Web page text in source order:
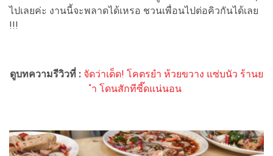
ไปเลยค่ะ งานนี้จะพลาดได้เหรอ ชวนเพื่อนไปต่อคิวกันได้เลย
!!!
ดูบทความรีวิวที่ : จัดว่าเด็ด! โคตรยำ ห้วยขวาง แซ่บนัว ร้านย
ำ โดนสักทีซี๊ดแน่นอน